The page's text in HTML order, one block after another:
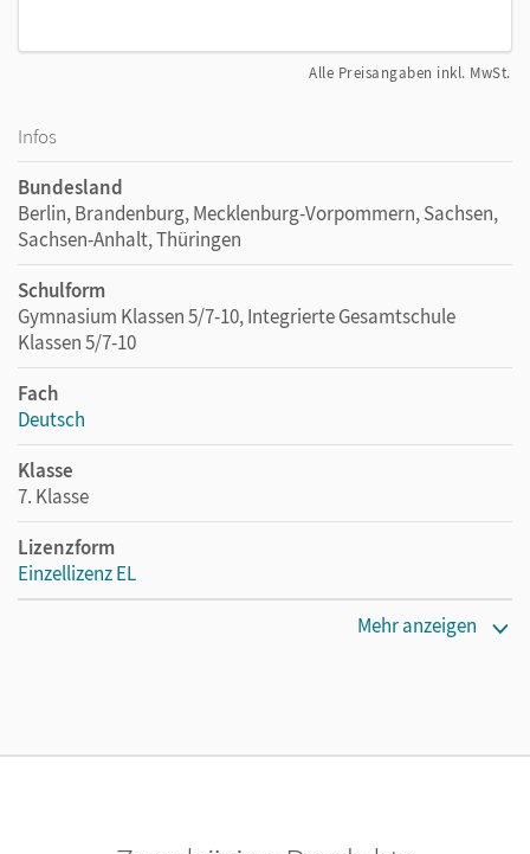
Alle Preisangaben inkl. MwSt.
Infos
Bundesland
Berlin, Brandenburg, Mecklenburg-Vorpommern, Sachsen,
Sachsen-Anhalt, Thüringen
Schulform
Gymnasium Klassen 5/7-10, Integrierte Gesamtschule
Klassen 5/7-10
Fach
Deutsch
Klasse
7. Klasse
Lizenzform
Einzellizenz EL
Mehr anzeigen